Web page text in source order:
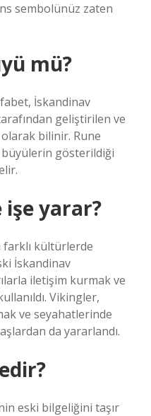
sembolünüz zaten
mü?
İskandinav
geliştirilen ve
bilinir. Rune
büyülerin gösterildiği
işe yarar?
farklı kültürlerde
İskandinav
iletişim kurmak ve
Vikingler,
ve seyahatlerinde
da yararlandı.
eski bilgeliğini taşır